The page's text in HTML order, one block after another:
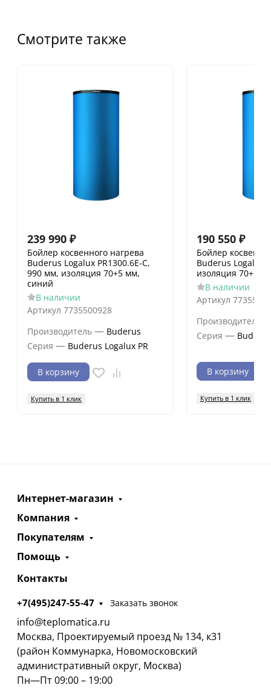
Смотрите также
239 990 ₽
Бойлер косвенного нагрева
Buderus Logalux PR1300.6E-C,
990 мм, изоляция 70+5 мм,
синий
В наличии
Артикул 7735500928
Производитель — Buderus
Серия — Buderus Logalux PR
В корзину
Купить в 1 клик
190 550 ₽
Бойлер
Buderus Logalux
изоляция 70+5
В наличии
Артикул
Производитель
Серия —
В корзину
Купить в 1 клик
Интернет-магазин
Компания
Покупателям
Помощь
Контакты
+7(495)247-55-47 Заказать звонок
info@teplomatica.ru
Москва, Проектируемый проезд № 134, к31
(район Коммунарка, Новомосковский
административный округ, Москва)
Пн—Пт 09:00 – 19:00